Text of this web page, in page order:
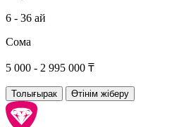
6 - 36 ай
Сома
5 000 - 2 995 000 ₸
Толығырак Өтінім жіберу